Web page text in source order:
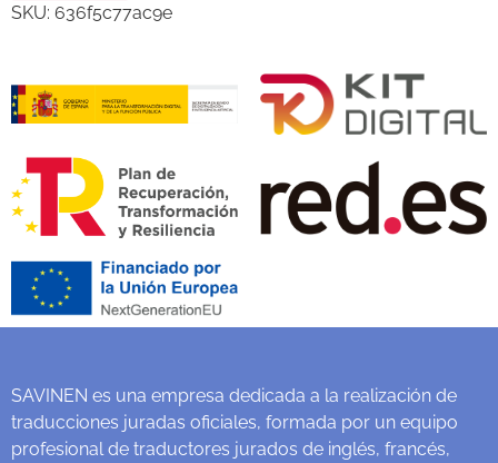
SKU: 636f5c77ac9e
SAVINEN es una empresa dedicada a la realización de
traducciones juradas oficiales, formada por un equipo
profesional de traductores jurados de inglés, francés,